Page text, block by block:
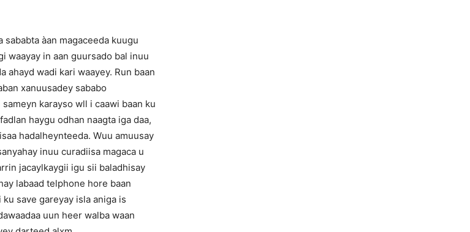
sababta àan magaceeda kuugu
waayay in aan guursado bal inuu
ahayd wadi kari waayey. Run baan
xanuusadey sababo
karayso wll i caawi baan ku
haygu odhan naagta iga daa,
hadalheynteeda. Wuu amuusay
inuu curadiisa magaca u
jacaylkaygii igu sii baladhisay
labaad telphone hore baan
save gareyay isla aniga is
uun heer walba waan